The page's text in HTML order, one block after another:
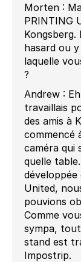
Morten :
PRINTING
Kongsberg.
hasard ou
laquelle
?
Andrew :
travaillais
des amis à
commencé
caméra qui
quelle
United,
pouvions
Comme
sympa,
stand est
Impostrip.